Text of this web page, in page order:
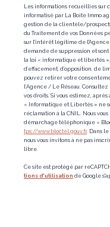
Les informations recueillies
informatisé par La Boite Immo
gestion de la clientèle/
du Traitement de vos Données
sur l'intérêt légitime de l'Agence
demande de suppression et
la loi « informatique et libertés
d’effacement, d’opposition, de
pouvez retirer votre
l’Agence / Le Réseau.
vos droits. Si vous estimez,
« Informatique et Libertés » ne
réclamation à la CNIL. Nous
démarchage téléphonique «
tps://www.bloctel.gouv.fr. Dans
nous vous invitons à ne pas
libre.
Ce site est protégé par
tions d'utilisation de Google